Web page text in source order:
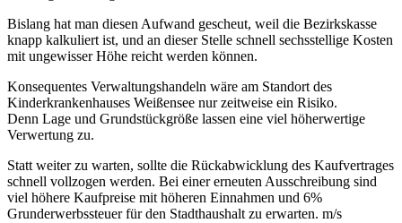
Bislang hat man diesen Aufwand gescheut, weil die Bezirkskasse
knapp kalkuliert ist, und an dieser Stelle schnell sechsstellige Kosten
mit ungewisser Höhe reicht werden können.
Konsequentes Verwaltungshandeln wäre am Standort des
Kinderkrankenhauses Weißensee nur zeitweise ein Risiko.
Denn Lage und Grundstückgröße lassen eine viel höherwertige
Verwertung zu.
Statt weiter zu warten, sollte die Rückabwicklung des Kaufvertrages
schnell vollzogen werden. Bei einer erneuten Ausschreibung sind
viel höhere Kaufpreise mit höheren Einnahmen und 6%
Grunderwerbssteuer für den Stadthaushalt zu erwarten. m/s